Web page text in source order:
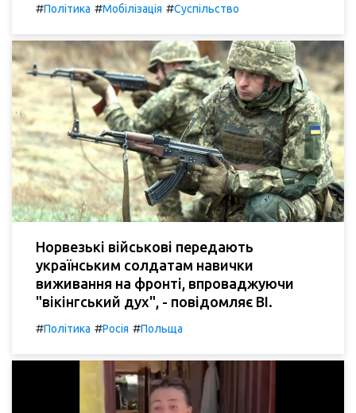
#Політика #Мобілізація #Суспільство
Норвезькі військові передають
українським солдатам навички
виживання на фронті, впроваджуючи
"вікінгський дух", - повідомляє BI.
#Політика #Росія #Польща